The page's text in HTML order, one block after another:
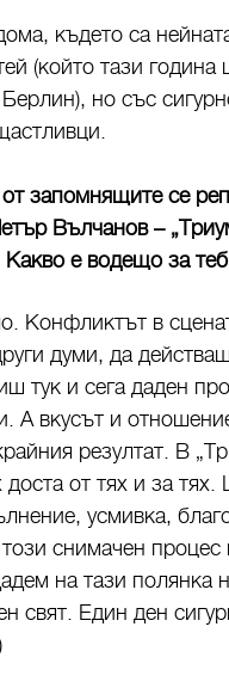
където са
(който тази година
но със
запомнящите се
Вълчанов –
е водещо за
Конфликтът в
думи, да
тук и сега даден
А вкусът и
резултат. В
доста от тях и за
усмивка,
снимачен процес
на тази полянка
свят. Един ден